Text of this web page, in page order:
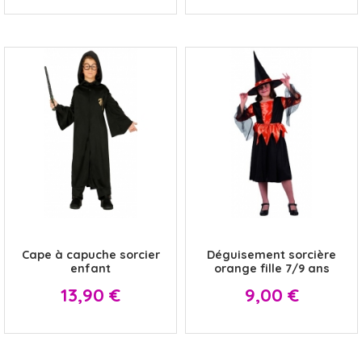
Cape à capuche sorcier
enfant
Prix
13,90 €
Déguisement sorcière
orange fille 7/9 ans
Prix
9,00 €